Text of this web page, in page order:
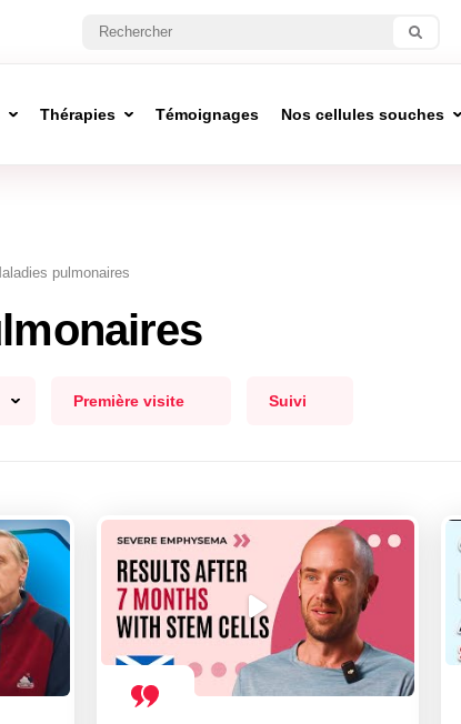
Thérapies Témoignages Nos cellules souches
pulmonaires
Première visite Suivi